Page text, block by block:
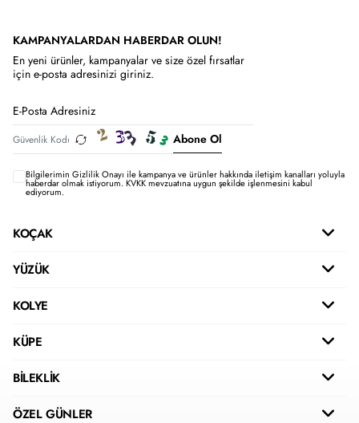
KAMPANYALARDAN HABERDAR OLUN!
En yeni ürünler, kampanyalar ve size özel fırsatlar
için e-posta adresinizi giriniz.
Abone Ol
Bilgilerimin Gizlilik Onayı ile kampanya ve ürünler hakkında iletişim kanalları yoluyla
haberdar olmak istiyorum.KVKK mevzuatına uygun şekilde işlenmesini kabul
ediyorum.
KOÇAK
YÜZÜK
KOLYE
KÜPE
BİLEKLİK
ÖZEL GÜNLER